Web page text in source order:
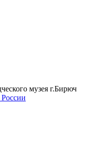
музея г.Бирюч
России